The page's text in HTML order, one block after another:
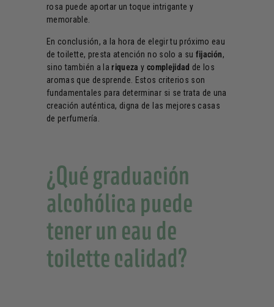
rosa puede aportar un toque intrigante y
memorable.
En conclusión, a la hora de elegir tu próximo eau
de toilette, presta atención no solo a su fijación,
sino también a lariqueza y complejidad de los
aromas que desprende. Estos criterios son
fundamentales para determinar si se trata de una
creación auténtica, digna de las mejores casas
de perfumería.
¿Qué graduación
alcohólica puede
tener un eau de
toilette calidad?